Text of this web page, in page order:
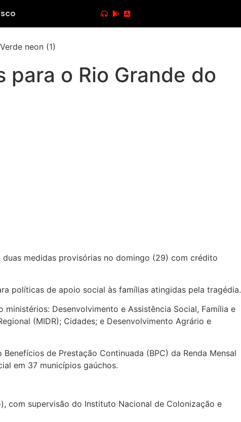
o Rio Grande do
medidas provisórias no domingo (29) com crédito
políticas de apoio social às famílias atingidas pela tragédia.
Desenvolvimento e Assistência Social, Família e
(MIDR); Cidades; e Desenvolvimento Agrário e
de Prestação Continuada (BPC) da Renda Mensal
em 37 municípios gaúchos.
com supervisão do Instituto Nacional de Colonização e